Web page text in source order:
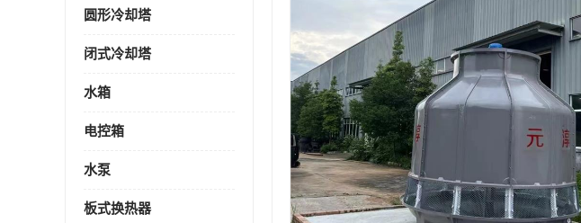
圆形冷却塔
闭式冷却塔
水箱
电控箱
水泵
板式换热器